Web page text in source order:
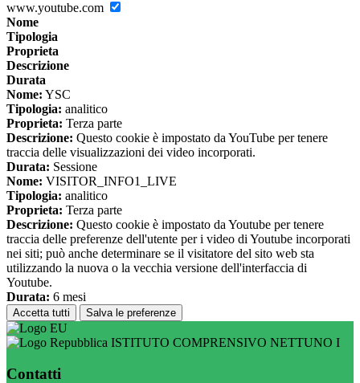
www.youtube.com
Nome
Tipologia
Proprieta
Descrizione
Durata
Nome: YSC
Tipologia: analitico
Proprieta: Terza parte
Descrizione: Questo cookie è impostato da YouTube per tenere
traccia delle visualizzazioni dei video incorporati.
Durata: Sessione
Nome: VISITOR_INFO1_LIVE
Tipologia: analitico
Proprieta: Terza parte
Descrizione: Questo cookie è impostato da Youtube per tenere
traccia delle preferenze dell'utente per i video di Youtube incorporati
nei siti; può anche determinare se il visitatore del sito web sta
utilizzando la nuova o la vecchia versione dell'interfaccia di
Youtube.
Durata: 6 mesi
Accetta tutti Salva le preferenze
ISTITUTO COMPRENSIVO NETTUNO I
Contatti